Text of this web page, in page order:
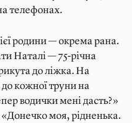
телефонах.
родини — окрема рана.
Наталі — 75-річна
до ліжка. На
кожної труни на
водички мені дасть?»
«Донечко моя, рідненька.